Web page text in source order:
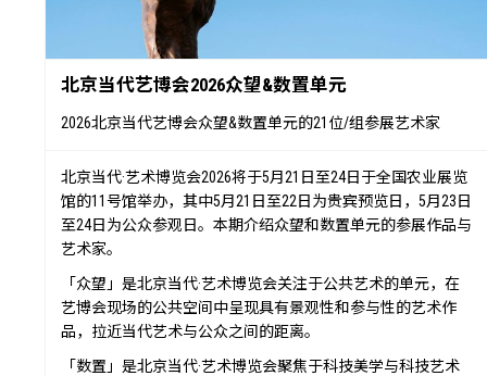
北京当代艺博会2026众望&数置单元
2026北京当代艺博会众望&数置单元的21位/组参展艺术家
北京当代·艺术博览会2026将于5月21日至24日于全国农业展览
馆的11号馆举办，其中5月21日至22日为贵宾预览日，5月23日
至24日为公众参观日。本期介绍众望和数置单元的参展作品与
艺术家。
「众望」是北京当代·艺术博览会关注于公共艺术的单元，在
艺博会现场的公共空间中呈现具有景观性和参与性的艺术作
品，拉近当代艺术与公众之间的距离。
「数置」是北京当代·艺术博览会聚焦于科技美学与科技艺术